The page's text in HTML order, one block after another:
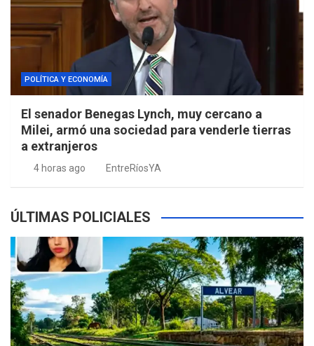
POLÍTICA Y ECONOMÍA
El senador Benegas Lynch, muy cercano a
Milei, armó una sociedad para venderle tierras
a extranjeros
4 horas ago EntreRíosYA
ÚLTIMAS POLICIALES